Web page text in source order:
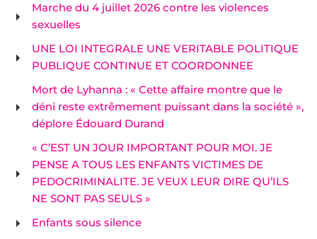
Marche du 4 juillet 2026 contre les violences
sexuelles
UNE LOI INTEGRALE UNE VERITABLE POLITIQUE
PUBLIQUE CONTINUE ET COORDONNEE
Mort de Lyhanna : « Cette affaire montre que le
déni reste extrêmement puissant dans la société »,
déplore Édouard Durand
« C’EST UN JOUR IMPORTANT POUR MOI. JE
PENSE A TOUS LES ENFANTS VICTIMES DE
PEDOCRIMINALITE. JE VEUX LEUR DIRE QU’ILS
NE SONT PAS SEULS »
Enfants sous silence